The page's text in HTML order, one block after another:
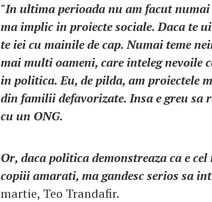
"In ultima perioada nu am facut
ma implic in proiecte sociale. Daca te
te iei cu mainile de cap. Numai teme
mai multi oameni, care inteleg nevoile
in politica. Eu, de pilda, am proiectele
din familii defavorizate. Insa e greu
cu un ONG.
Or, daca politica demonstreaza ca e
copiii amarati, ma gandesc serios sa
martie, Teo Trandafir.